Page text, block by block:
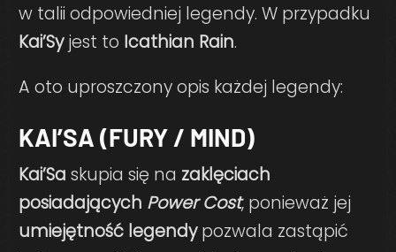
w talii odpowiedniej legendy. W przypadku
Kai’Syjest to Icathian Rain.
A oto uproszczony opis każdej legendy:
KAI’SA (FURY / MIND)
Kai’Sa skupia się na zaklęciach
posiadających Power Cost, ponieważ jej
umiejętność legendypozwala zastąpić